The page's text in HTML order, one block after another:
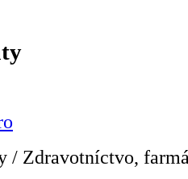
/ Zdravotníctvo,